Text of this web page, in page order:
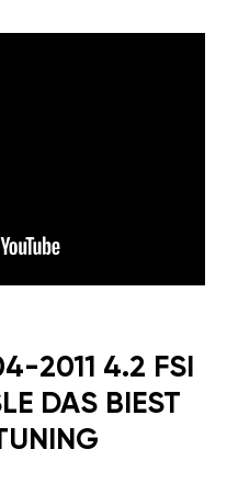
2011 4.2 FSI
DAS BIEST